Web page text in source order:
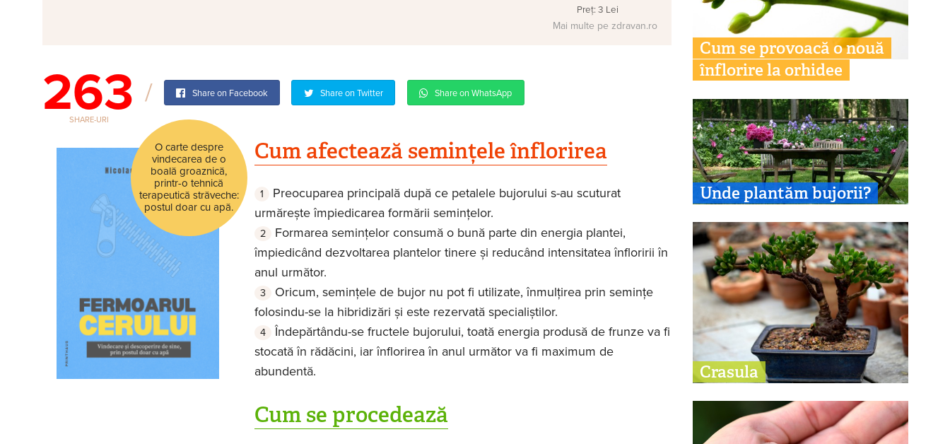
Preț: 3 Lei
Mai multe pe zdravan.ro
263
SHARE-URI
Share on Facebook Share on Twitter Share on WhatsApp
O carte despre
vindecarea de o
boală groaznică,
printr-o tehnică
terapeutică străveche:
postul doar cu apă.
Cum afectează semințele înflorirea
Preocuparea principală după ce petalele bujorului s-au scuturat
urmărește împiedicarea formării semințelor.
Formarea semințelor consumă o bună parte din energia plantei,
împiedicând dezvoltarea plantelor tinere și reducând intensitatea înfloririi în
anul următor.
Oricum, semințele de bujor nu pot fi utilizate, înmulțirea prin semințe
folosindu-se la hibridizări și este rezervată specialiștilor.
Îndepărtându-se fructele bujorului, toată energia produsă de frunze va fi
stocată în rădăcini, iar înflorirea în anul următor va fi maximum de
abundentă.
Cum se procedează
Cum se provoacă o nouă
înflorire la orhidee
Unde plantăm bujorii?
Crasula